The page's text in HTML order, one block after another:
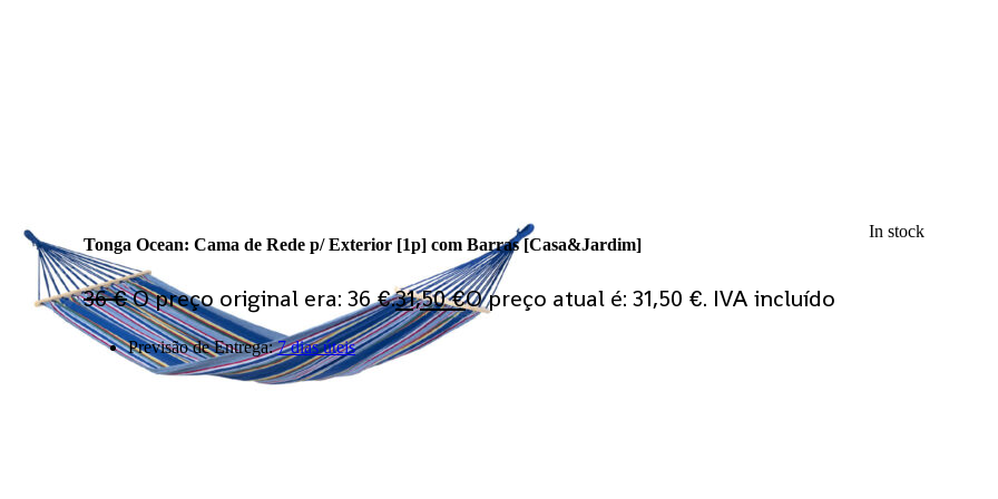
Tonga Ocean: Cama de Rede p/ Exterior [1p] com Barras [Casa&Jardim]
36€O preço original era: 36 €.31,50€O preço atual é: 31,50 €. IVA incluído
Previsão de Entrega:7 dias úteis
In stock